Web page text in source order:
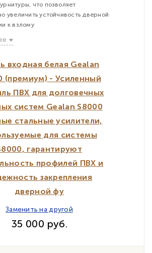
что позволяет
увеличить устойчивость дверной
к взлому
входная белая Gealan
(премиум) - Усиленный
ПВХ для долговечных
систем Gealan S8000
стальные усилители,
для системы
гарантируют
профилей ПВХ и
закрепления
дверной фу
Заменить на другой
35 000 руб.